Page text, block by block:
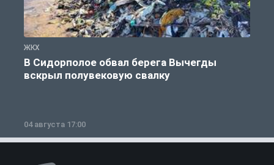
ЖКХ
В Сидорполое обвал берега Вычегды
вскрыл полувековую свалку
04 августа 17:00